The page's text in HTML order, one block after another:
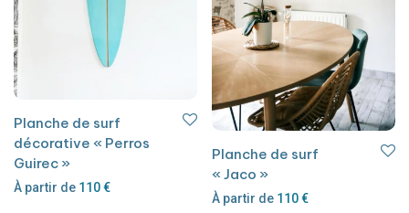
Planche de surf
décorative « Perros
Guirec »
À partir de 110€
Planche de surf
« Jaco »
À partir de 110€